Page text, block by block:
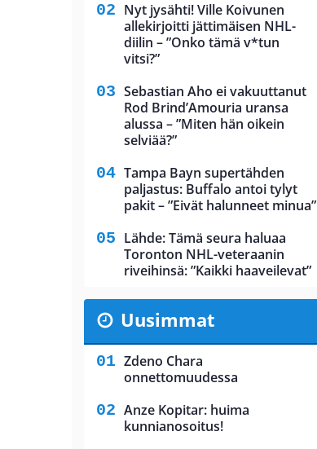
Nyt jysähti! Ville Koivunen
allekirjoitti jättimäisen NHL-
diilin – ”Onko tämä v*tun
vitsi?”
Sebastian Aho ei vakuuttanut
Rod Brind’Amouria uransa
alussa – ”Miten hän oikein
selviää?”
Tampa Bayn supertähden
paljastus: Buffalo antoi tylyt
pakit – ”Eivät halunneet minua”
Lähde: Tämä seura haluaa
Toronton NHL-veteraanin
riveihinsä: ”Kaikki haaveilevat”
Uusimmat
Zdeno Chara
onnettomuudessa
Anze Kopitar: huima
kunnianosoitus!